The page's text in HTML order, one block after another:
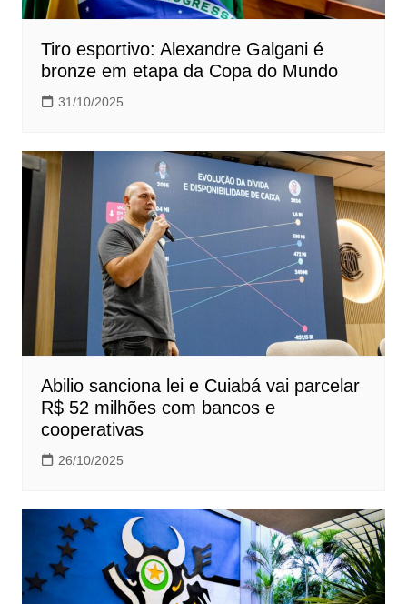
Tiro esportivo: Alexandre Galgani é
bronze em etapa da Copa do Mundo
31/10/2025
Abilio sanciona lei e Cuiabá vai parcelar
R$ 52 milhões com bancos e
cooperativas
26/10/2025